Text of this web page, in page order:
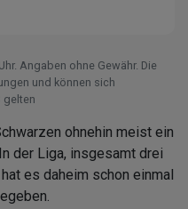
Angaben ohne Gewähr. Die
und können sich
gelten
ohnehin meist ein
der Liga, insgesamt drei
es daheim schon einmal